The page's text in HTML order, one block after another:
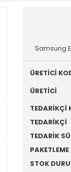
Samsung
ÜRETİCİ
ÜRETİCİ
TEDARİKÇİ
TEDARİKÇİ
TEDARİK
STOK